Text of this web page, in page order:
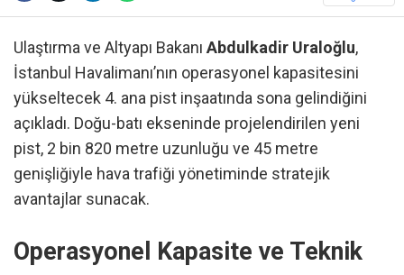
Ulaştırma ve Altyapı Bakanı Abdulkadir Uraloğlu,
İstanbul Havalimanı’nın operasyonel kapasitesini
yükseltecek 4. ana pist inşaatında sona gelindiğini
açıkladı. Doğu-batı ekseninde projelendirilen yeni
pist, 2 bin 820 metre uzunluğu ve 45 metre
genişliğiyle hava trafiği yönetiminde stratejik
avantajlar sunacak.
Operasyonel Kapasite ve Teknik